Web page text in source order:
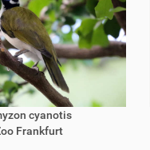
cyanotis
Frankfurt